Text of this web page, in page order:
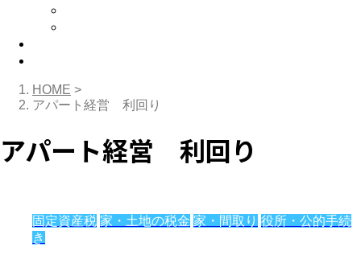
HOME >
アパート経営 利回り
アパート経営 利回り
固定資産税 家・土地の税金 家・間取り 役所・公的手続
き